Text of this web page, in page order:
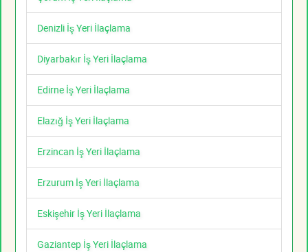
Denizli İş Yeri İlaçlama
Diyarbakır İş Yeri İlaçlama
Edirne İş Yeri İlaçlama
Elazığ İş Yeri İlaçlama
Erzincan İş Yeri İlaçlama
Erzurum İş Yeri İlaçlama
Eskişehir İş Yeri İlaçlama
Gaziantep İş Yeri İlaçlama